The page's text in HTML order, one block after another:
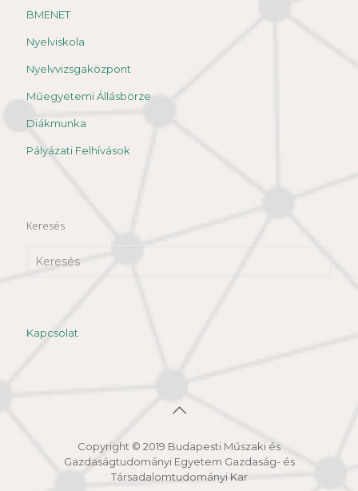
BMENET
Nyelviskola
Nyelvvizsgaközpont
Műegyetemi Állásbörze
Diákmunka
Pályázati Felhívások
Keresés
Kapcsolat
Copyright © 2019 Budapesti Műszaki és
Gazdaságtudományi Egyetem Gazdaság- és
Társadalomtudományi Kar